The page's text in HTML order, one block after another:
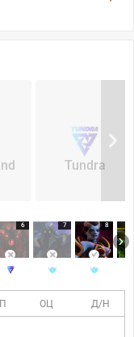
Tundra
6 7 8
ОЦ Д/Н